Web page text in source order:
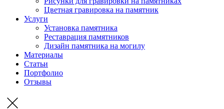
Цветная гравировка на памятник
Услуги
Установка памятника
Реставрация памятников
Дизайн памятника на могилу
Материалы
Статьи
Портфолио
Отзывы